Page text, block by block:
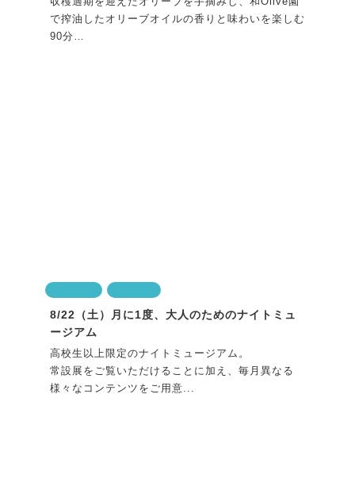
で搾油したオリーブオイルの香りと味わいを楽しむ
90分
8/22（土）月に1度、大人のためのナイトミュ
ージアム
高校生以上限定のナイトミュージアム。
常設展をご覧いただけることに加え、毎月異なる
様々なコンテンツをご用意...